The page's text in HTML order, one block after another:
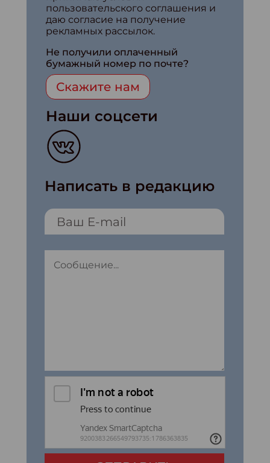
пользовательского соглашения и
даю согласие на получение
рекламных рассылок.
Не получили оплаченный
бумажный номер по почте?
Скажите нам
Наши соцсети
Написать в редакцию